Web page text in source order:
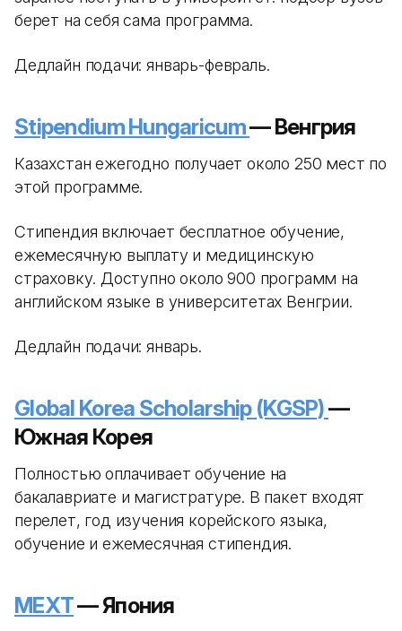
берет на себя сама программа.
Дедлайн подачи: январь-февраль.
Stipendium Hungaricum— Венгрия
Казахстан ежегодно получает около 250 мест по
этой программе.
Стипендия включает бесплатное обучение,
ежемесячную выплату и медицинскую
страховку. Доступно около 900 программ на
английском языке в университетах Венгрии.
Дедлайн подачи: январь.
Global Korea Scholarship (KGSP)—
Южная Корея
Полностью оплачивает обучение на
бакалавриате и магистратуре. В пакет входят
перелет, год изучения корейского языка,
обучение и ежемесячная стипендия.
MEXT— Япония